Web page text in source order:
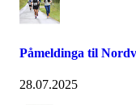
Påmeldinga til
28.07.2025